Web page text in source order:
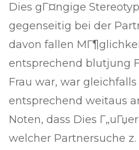
Dies gГ¤ngige
gegenseitig bei der
davon fallen
entsprechend blutjung
Frau war, war
entsprechend weitaus
Noten, dass Dies
welcher Partnersuche